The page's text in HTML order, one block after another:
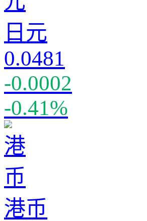
日元
0.0481
-0.0002
-0.41%
港币